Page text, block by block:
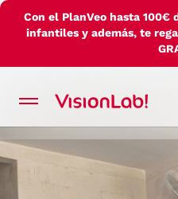
Con el PlanVeo hasta 100€
infantiles y además, te